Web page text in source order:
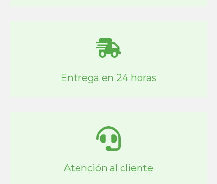
Entrega en 24 horas
Atención al cliente